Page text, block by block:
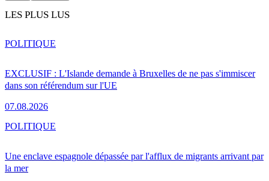
LES PLUS LUS
EXCLUSIF : L'Islande demande à Bruxelles de ne pas s'immiscer
dans son référendum sur l'UE
07.08.2026
POLITIQUE
Une enclave espagnole dépassée par l'afflux de migrants arrivant par
la mer
POLITIQUE